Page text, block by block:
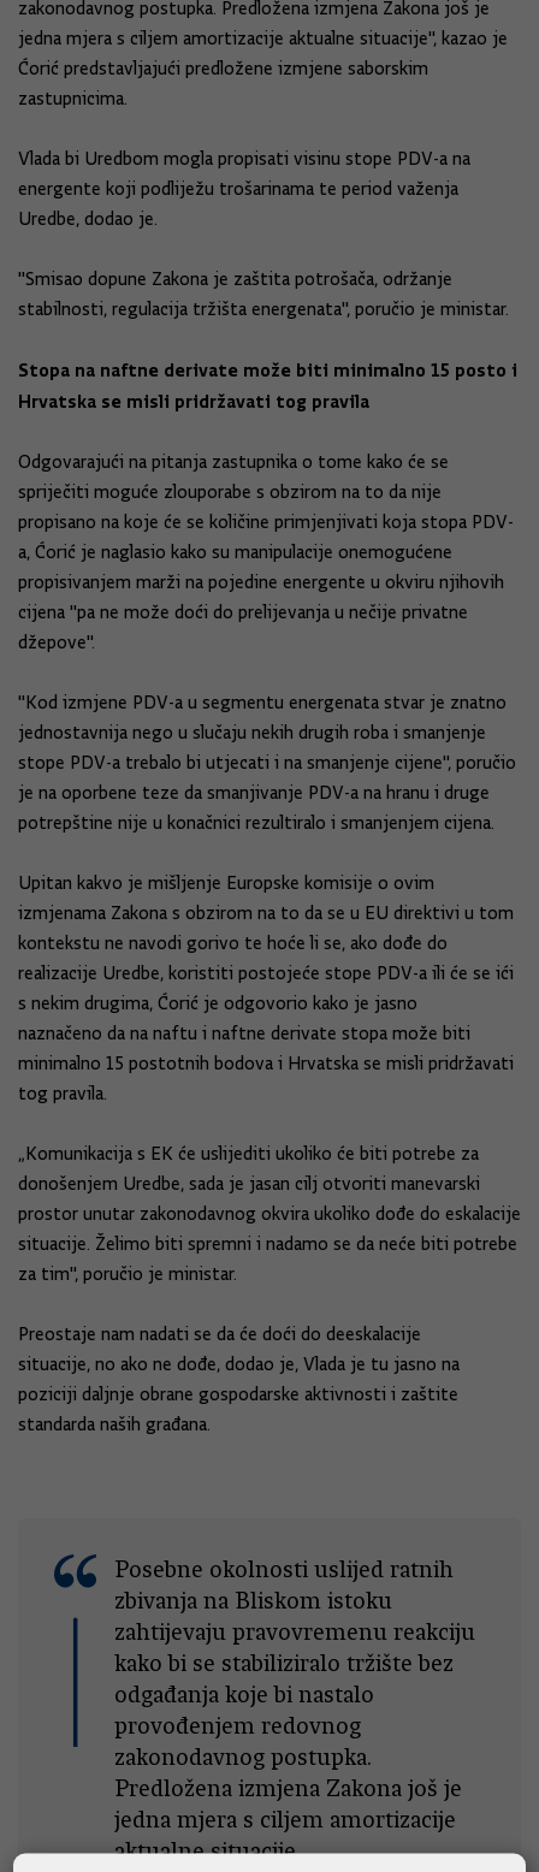
zakonodavnog postupka. Predložena izmjena Zakona još je
jedna mjera s ciljem amortizacije aktualne situacije", kazao je
Ćorić predstavljajući predložene izmjene saborskim
zastupnicima.
Vlada bi Uredbom mogla propisati visinu stope PDV-a na
energente koji podliježu trošarinama te period važenja
Uredbe, dodao je.
"Smisao dopune Zakona je zaštita potrošača, održanje
stabilnosti, regulacija tržišta energenata", poručio je ministar.
Stopa na naftne derivate može biti minimalno 15 posto i
Hrvatska se misli pridržavati tog pravila
Odgovarajući na pitanja zastupnika o tome kako će se
spriječiti moguće zlouporabe s obzirom na to da nije
propisano na koje će se količine primjenjivati koja stopa PDV-
a, Ćorić je naglasio kako su manipulacije onemogućene
propisivanjem marži na pojedine energente u okviru njihovih
cijena "pa ne može doći do prelijevanja u nečije privatne
džepove".
"Kod izmjene PDV-a u segmentu energenata stvar je znatno
jednostavnija nego u slučaju nekih drugih roba i smanjenje
stope PDV-a trebalo bi utjecati i na smanjenje cijene", poručio
je na oporbene teze da smanjivanje PDV-a na hranu i druge
potrepštine nije u konačnici rezultiralo i smanjenjem cijena.
Upitan kakvo je mišljenje Europske komisije o ovim
izmjenama Zakona s obzirom na to da se u EU direktivi u tom
kontekstu ne navodi gorivo te hoće li se, ako dođe do
realizacije Uredbe, koristiti postojeće stope PDV-a ili će se ići
s nekim drugima, Ćorić je odgovorio kako je jasno
naznačeno da na naftu i naftne derivate stopa može biti
minimalno 15 postotnih bodova i Hrvatska se misli pridržavati
tog pravila.
„Komunikacija s EK će uslijediti ukoliko će biti potrebe za
donošenjem Uredbe, sada je jasan cilj otvoriti manevarski
prostor unutar zakonodavnog okvira ukoliko dođe do eskalacije
situacije. Želimo biti spremni i nadamo se da neće biti potrebe
za tim", poručio je ministar.
Preostaje nam nadati se da će doći do deeskalacije
situacije, no ako ne dođe, dodao je, Vlada je tu jasno na
poziciji daljnje obrane gospodarske aktivnosti i zaštite
standarda naših građana.
Posebne okolnosti uslijed ratnih
zbivanja na Bliskom istoku
zahtijevaju pravovremenu reakciju
kako bi se stabiliziralo tržište bez
odgađanja koje bi nastalo
provođenjem redovnog
zakonodavnog postupka.
Predložena izmjena Zakona još je
jedna mjera s ciljem amortizacije
aktualne situacije.